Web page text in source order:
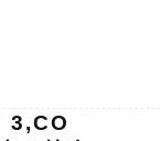
3,CO